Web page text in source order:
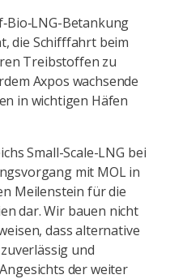
Betankung
die Schifffahrt beim
Treibstoffen zu
Axpos wachsende
in wichtigen Häfen
Small-Scale-LNG bei
mit MOL in
Meilenstein für die
dar. Wir bauen nicht
dass alternative
und
der weiter